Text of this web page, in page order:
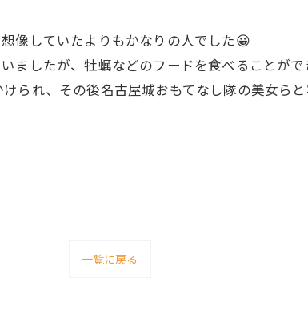
像していたよりもかなりの人でした😀
ましたが、牡蠣などのフードを食べることが
られ、その後名古屋城おもてなし隊の美女ら
一覧に戻る